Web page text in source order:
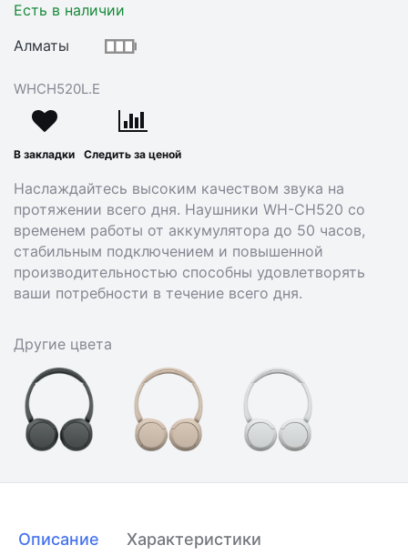
Есть в наличии
Алматы
WHCH520L.E
В закладки Следить за ценой
Наслаждайтесь высоким качеством звука на
протяжении всего дня. Наушники WH-CH520 со
временем работы от аккумулятора до 50 часов,
стабильным подключением и повышенной
производительностью способны удовлетворять
ваши потребности в течение всего дня.
Другие цвета
Описание Характеристики